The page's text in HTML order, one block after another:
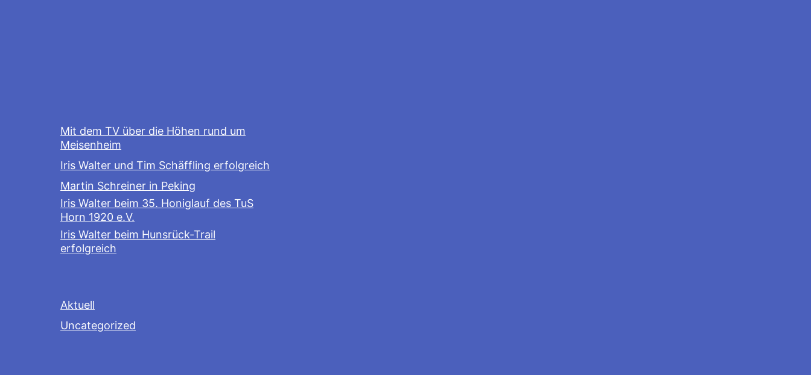
Mit dem TV über die Höhen rund um
Meisenheim
Iris Walter und Tim Schäffling erfolgreich
Martin Schreiner in Peking
Iris Walter beim 35. Honiglauf des TuS
Horn 1920 e.V.
Iris Walter beim Hunsrück-Trail
erfolgreich
Aktuell
Uncategorized